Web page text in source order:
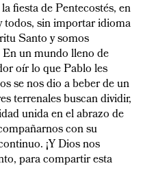
fiesta de Pentecostés, en
todos, sin importar idioma
Santo y somos
un mundo lleno de
oír lo que Pablo les
se nos dio a beber de un
terrenales buscan dividir,
unida en el abrazo de
con su
¡Y Dios nos
para compartir esta